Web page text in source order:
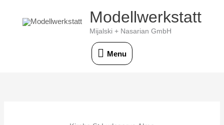
Modellwerkstatt
Mijalski + Nasarian GmbH
Menu
Menu